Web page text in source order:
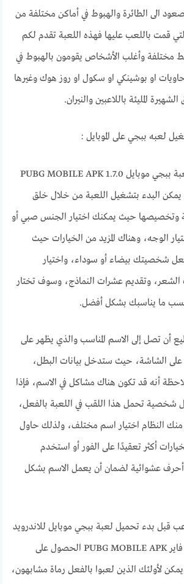
الصعود الى الطائرة والهبوط في أماكن مختلفة من
قمت باللعب عليها فهذه اللعبة تقدم لكم
مختلفة وأغلب الأشخاص يقومون بالهبوط في
او بوشينكي او سكول او روز هوك وغيرها
الشهيرة المليئة باللاعبين والنيران.
لعبه ببجي على الموبايل :
تحميل لعبة ببجي موبايل 1.7.0 PUBG MOBILE APK
يمكن البدء بتشغيل اللعبة من خلال خلق
وتخصيصها حيث يمكنك اختيار الجنس صبي أو
الوجه، وهناك المزيد من الخيارات حيث
شخصيتك بيضاء أو سوداء، واختيار
وتقديم عشرات النماذج، وسوف تختار
ما يناسبك بشكل أفضل.
أن تصل إلى الاسم المناسب والذي يظهر على
الشاشة، حيث ستدخل بيانات البطل،
أنه قد تكون هناك مشاكل في الاسم، فإذا
شخصية تحمل هذا اللقب في اللعبة بالفعل،
النظام اختيار اسم مختلف، ولذلك حاول
أكثر تعقيدًا على الفور أو استخدم
عشوائية لضمان أن يعمل الاسم بشكل
قبل بدء تحميل لعبة ببجي موبايل للاندرويد
من ميديا فاير PUBG MOBILE APK الحصول على
لأولئك الذين لعبوا بالفعل رماة مشابهون،